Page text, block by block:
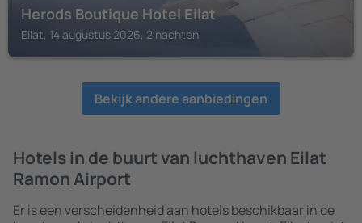
Herods Boutique Hotel Eilat
Eilat, 14 augustus 2026, 2 nachten
Bekijk andere aanbiedingen
Hotels in de buurt van luchthaven Eilat
Ramon Airport
Er is een verscheidenheid aan hotels beschikbaar in de